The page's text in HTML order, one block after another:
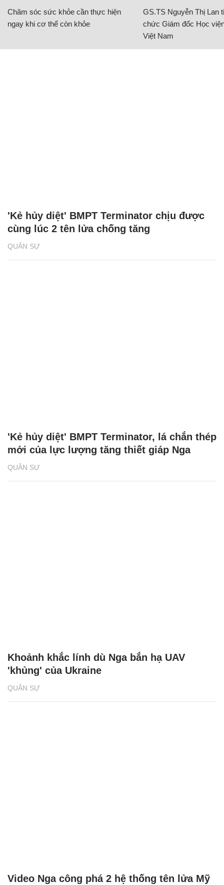
Chăm sóc sức khỏe cần thực hiện
ngay khi cơ thể còn khỏe
GS.TS Nguyễn Thị Lan
chức Giám đốc Học
Việt Nam
QUÂN SỰ
'Kẻ hủy diệt' BMPT Terminator chịu được
cùng lúc 2 tên lửa chống tăng
QUÂN SỰ
'Kẻ hủy diệt' BMPT Terminator, lá chắn thép
mới của lực lượng tăng thiết giáp Nga
QUÂN SỰ
Khoảnh khắc lính dù Nga bắn hạ UAV
'khủng' của Ukraine
Video Nga công phá 2 hệ thống tên lửa Mỹ